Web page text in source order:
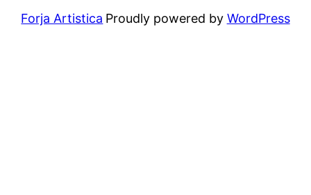
Forja Artistica Proudly powered by WordPress